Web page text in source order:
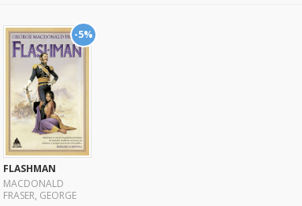
-5%
FLASHMAN
MACDONALD
FRASER, GEORGE